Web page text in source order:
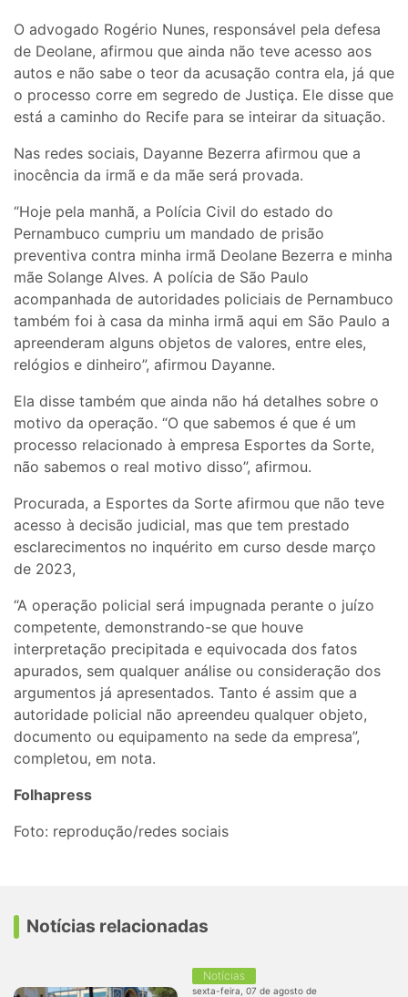
O advogado Rogério Nunes, responsável pela defesa
de Deolane, afirmou que ainda não teve acesso aos
autos e não sabe o teor da acusação contra ela, já que
o processo corre em segredo de Justiça. Ele disse que
está a caminho do Recife para se inteirar da situação.
Nas redes sociais, Dayanne Bezerra afirmou que a
inocência da irmã e da mãe será provada.
“Hoje pela manhã, a Polícia Civil do estado do
Pernambuco cumpriu um mandado de prisão
preventiva contra minha irmã Deolane Bezerra e minha
mãe Solange Alves. A polícia de São Paulo
acompanhada de autoridades policiais de Pernambuco
também foi à casa da minha irmã aqui em São Paulo a
apreenderam alguns objetos de valores, entre eles,
relógios e dinheiro”, afirmou Dayanne.
Ela disse também que ainda não há detalhes sobre o
motivo da operação. “O que sabemos é que é um
processo relacionado à empresa Esportes da Sorte,
não sabemos o real motivo disso”, afirmou.
Procurada, a Esportes da Sorte afirmou que não teve
acesso à decisão judicial, mas que tem prestado
esclarecimentos no inquérito em curso desde março
de 2023,
“A operação policial será impugnada perante o juízo
competente, demonstrando-se que houve
interpretação precipitada e equivocada dos fatos
apurados, sem qualquer análise ou consideração dos
argumentos já apresentados. Tanto é assim que a
autoridade policial não apreendeu qualquer objeto,
documento ou equipamento na sede da empresa”,
completou, em nota.
Folhapress
Foto: reprodução/redes sociais
Notícias relacionadas
Notícias
sexta-feira, 07 de agosto de